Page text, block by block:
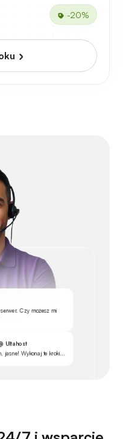
-20%
Czy możesz mi
Ultahost
jasne! Wykonaj te kroki...